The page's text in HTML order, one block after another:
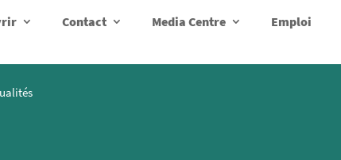
Contact Media Centre Emploi